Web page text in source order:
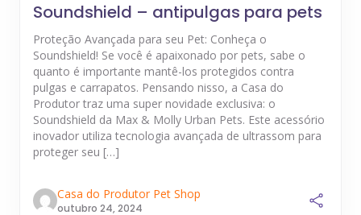
Soundshield – antipulgas para pets
Proteção Avançada para seu Pet: Conheça o
Soundshield! Se você é apaixonado por pets, sabe o
quanto é importante mantê-los protegidos contra
pulgas e carrapatos. Pensando nisso, a Casa do
Produtor traz uma super novidade exclusiva: o
Soundshield da Max & Molly Urban Pets. Este acessório
inovador utiliza tecnologia avançada de ultrassom para
proteger seu […]
Casa do Produtor Pet Shop
outubro 24, 2024